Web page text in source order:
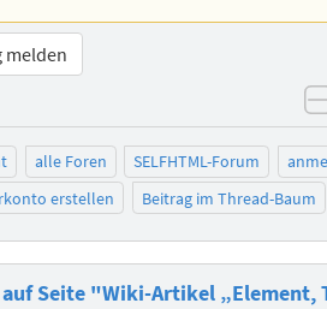
melden
alle Foren SELFHTML-Forum
erstellen
Beitrag im Thread-Baum
Seite "Wiki-Artikel „Element,